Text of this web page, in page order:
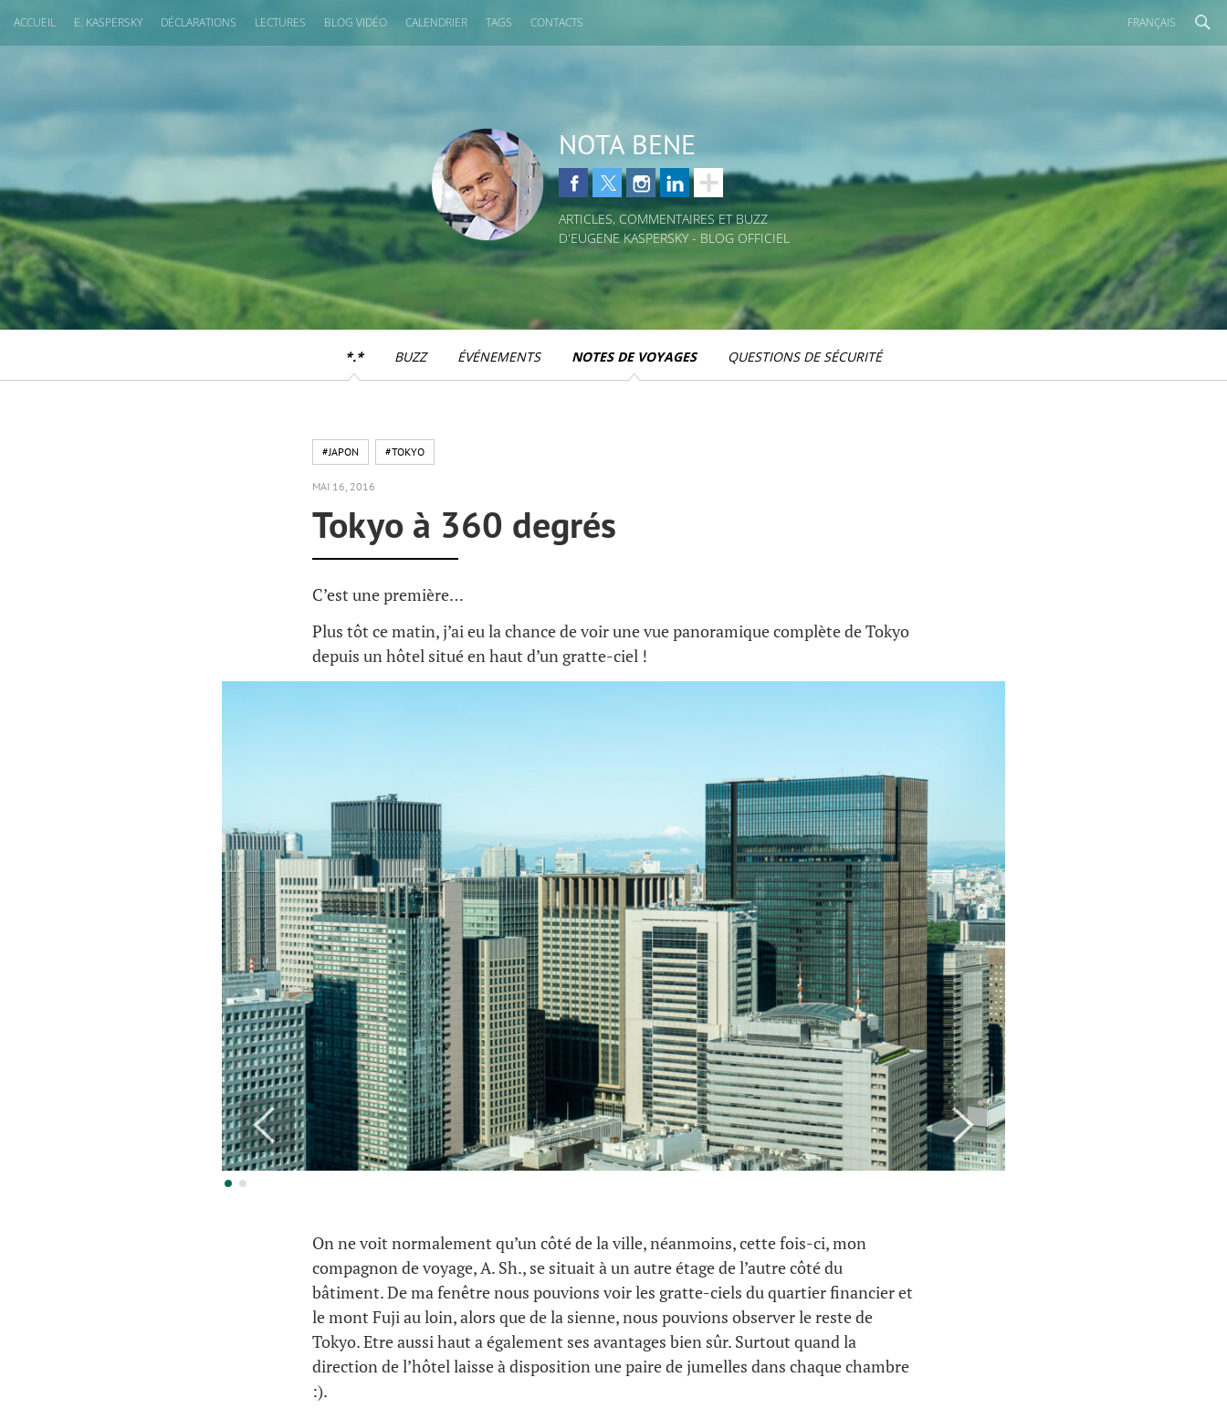
ACCUEIL E. KASPERSKY DÉCLARATIONS LECTURES BLOG VIDÉO CALENDRIER TAGS CONTACTS FRANÇAIS
NOTA BENE
ARTICLES, COMMENTAIRES ET BUZZ
D'EUGENE KASPERSKY - BLOG OFFICIEL
*.* BUZZ ÉVÉNEMENTS NOTES DE VOYAGES QUESTIONS DE SÉCURITÉ
#JAPON #TOKYO
MAI 16, 2016
Tokyo à 360 degrés
C’est une première…
Plus tôt ce matin, j’ai eu la chance de voir une vue panoramique complète de Tokyo
depuis un hôtel situé en haut d’un gratte-ciel !
On ne voit normalement qu’un côté de la ville, néanmoins, cette fois-ci, mon
compagnon de voyage, A. Sh., se situait à un autre étage de l’autre côté du
bâtiment. De ma fenêtre nous pouvions voir les gratte-ciels du quartier financier et
le mont Fuji au loin, alors que de la sienne, nous pouvions observer le reste de
Tokyo. Etre aussi haut a également ses avantages bien sûr. Surtout quand la
direction de l’hôtel laisse à disposition une paire de jumelles dans chaque chambre
:).